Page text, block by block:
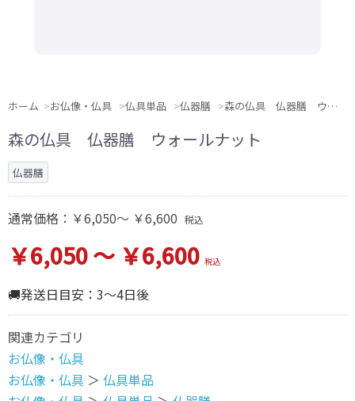
ホーム お仏像・仏具 仏具単品 仏器膳 森の仏具 仏器膳 ウォールナット
森の仏具 仏器膳 ウォールナット
仏器膳
通常価格： ￥6,050～ ￥6,600 税込
￥6,050 ～ ￥6,600 税込
🚚発送日目安：3～4日後
関連カテゴリ
お仏像・仏具
お仏像・仏具 ＞ 仏具単品